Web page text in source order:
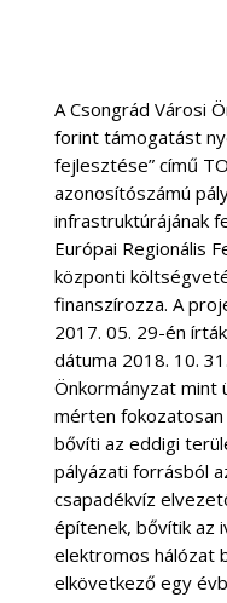
A Csongrád Városi
forint támogatást
fejlesztése” című
azonosítószámú
infrastruktúrájának
Európai Regionális
központi
finanszírozza. A
2017. 05. 29-én
dátuma 2018. 10. 31.
Önkormányzat
mérten
bővíti az eddigi
pályázati forrásból
csapadékvíz
építenek, bővítik az
elektromos hálózat
elkövetkező egy